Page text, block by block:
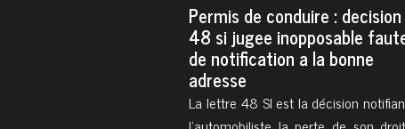
permis de conduire : decision
48 si jugee inopposable
de notification a la bonne
adresse
La lettre 48 SI est la décision